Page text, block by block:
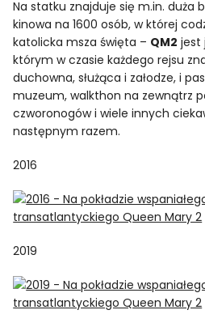
Na statku znajduje się m.in. duża
kinowa na 1600 osób, w której
katolicka msza święta – QM2 jest
którym w czasie każdego rejsu
duchowna, służąca i załodze, i
muzeum, walkthon na zewnątrz
czworonogów i wiele innych
następnym razem.
2016
2019